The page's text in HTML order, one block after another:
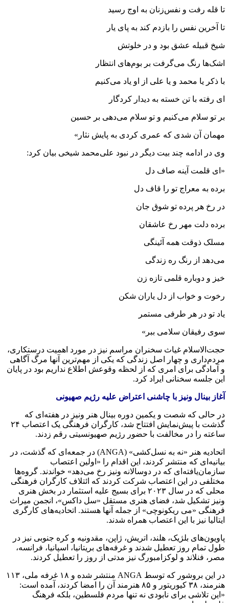
تا قله رفت و نفس‌زنان به اوج رسید
تا آخرین نفس را بازدم کند به پای یار
شیخ قبیله عشق بود و در خلوتش
اشک‌ها رنگ می‌گرفت بر بوم‌های انتظار
با ذکر یا محمد و یا علی از او یاد می‌کنیم
ای رفته با تن خسته به دیدار کردگار
بر تو سلام می‌کنیم و تو سلام می‌دهی بر حسین
مهمان آن شدی که عمری کردی به پایش نثار»
وی در ادامه چند بیت دیگر در نبود علی‌محمد شیخی بیان کرد:
«ای قلمت آینه صاف دل
برده به معراج تو را قاف دل
در رخ هر پرده تو شوق جان
برده دلت مهر رخ عاشقان
مسلک ذوقت همه آئینگی
می‌دهد از رنگ ره زندگی
خیز و دوباره قلمی تازه زن
رخوت و خواب از دل یاران شکن
یاد تو در هر طرفی مستمر
سوی رفیقان سلامی ببر»
حجت‌الاسلام غیاث سخنران مراسم نیز در مورد اهمیت درستکاری،
مردم‌داری و چهار اصل زندگی که یکی از مهم‌ترین آنها مرگ آگاهی
و آمادگی برای امری که از لحظه وقوعش اطلاع نداریم بود در پایان
این جلسه سخنانی ایراد کرد.
آغاز بینال ونیز با چاشنی اعتراض علیه رژیم صهیونی
در حالی که شصت و یکمین دوره بینال هنر ونیز در هفته‌ای که
گذشت با پیش‌نمایش افتتاح شد، کارگران فرهنگی یک اعتصاب ۲۴
ساعته را در مخالفت با حضور رژیم صهیونسیتی رقم زدند.
اتحادیه هنر «نه به نسل‌کشی» (ANGA) در جمعه‌ای که گذشت، در
بیانیه‌ای که منتشر کردند، این اقدام را «اولین اعتصاب
سازمان‌یافته‌ای که در دوسالانه ونیز رخ می‌دهد» خواندند. گروه‌ها
مختلفی در این اعتصاب شرکت کردند که ائتلاف کارگران فرهنگی
محلی که در سال ۲۰۲۳ برای بسیج علیه استثمار در بخش هنری
ونیز تشکیل شد، فضای هنری مستقل «سل داکس»، انجمن میراث
فرهنگی «می ریکونوچی» از جمله آنها هستند. اتحادیه‌های کارگری
ایتالیا نیز با این اعتصاب همراه شدند.
پاویون‌های بلژیک، هلند، اتریش، ژاپن، مقدونیه و کره جنوبی نیز در
طول تمام روز تعطیل شدند و غرفه‌های بریتانیا، اسپانیا، فرانسه،
مصر، فنلاند و لوکزامبورگ نیز مدتی از روز را تعطیل کردند.
در این بروشور که توسط ANGA منتشر شده و ۱۸ غرفه ملی، ۱۱۳
هنرمند، ۳۸ کیوریتور و ۸۵ هنرمند آن را امضا کردند، آمده است:
«این تلاشی برای نابودی نه تنها مردم فلسطین، بلکه فرهنگ